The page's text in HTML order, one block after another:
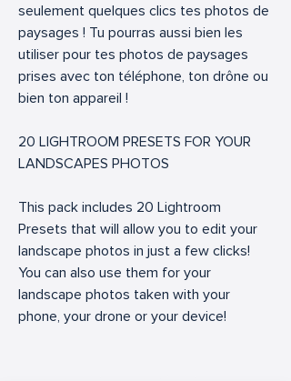
seulement quelques clics tes photos de
paysages ! Tu pourras aussi bien les
utiliser pour tes photos de paysages
prises avec ton téléphone, ton drône ou
bien ton appareil !
20 LIGHTROOM PRESETS FOR YOUR
LANDSCAPES PHOTOS
This pack includes 20 Lightroom
Presets that will allow you to edit your
landscape photos in just a few clicks!
You can also use them for your
landscape photos taken with your
phone, your drone or your device!